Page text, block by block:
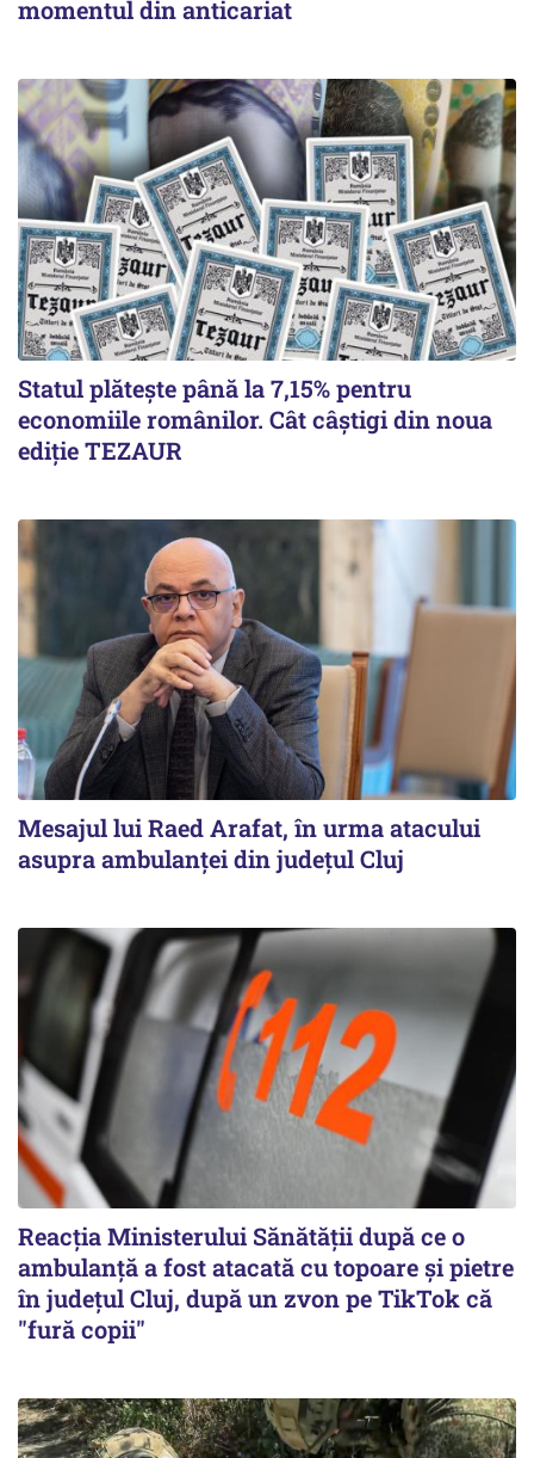
momentul din anticariat
Statul plătește până la 7,15% pentru
economiile românilor. Cât câștigi din noua
ediție TEZAUR
Mesajul lui Raed Arafat, în urma atacului
asupra ambulanței din județul Cluj
Reacția Ministerului Sănătății după ce o
ambulanță a fost atacată cu topoare și pietre
în județul Cluj, după un zvon pe TikTok că
"fură copii"